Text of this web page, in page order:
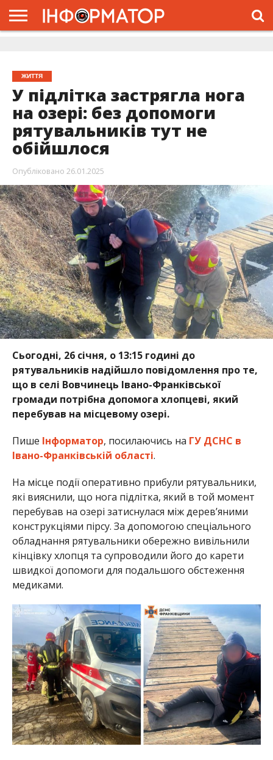
ЖИТТЯ
У підлітка застрягла нога
на озері: без допомоги
рятувальників тут не
обійшлося
Опубліковано 26.01.2025
Сьогодні, 26 січня, о 13:15 годині до
рятувальників надійшло повідомлення про те,
що в селі Вовчинець Івано-Франківської
громади потрібна допомога хлопцеві, який
перебував на місцевому озері.
Пише Інформатор, посилаючись на ГУ ДСНС в
Івано-Франківській області.
На місце події оперативно прибули рятувальники,
які вияснили, що нога підлітка, який в той момент
перебував на озері затиснулася між дерев’яними
конструкціями пірсу. За допомогою спеціального
обладнання рятувальники обережно вивільнили
кінцівку хлопця та супроводили його до карети
швидкої допомоги для подальшого обстеження
медиками.